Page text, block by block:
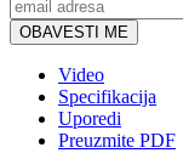
OBAVESTI ME
Video
Specifikacija
Uporedi
Preuzmite PDF